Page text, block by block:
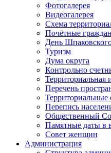
Фотогалерея
Видеогалерея
Схема
Почётные
День
Туризм
Дума округа
Контрольно
Территориальная
Перечень
Территориальные
Перепись
Общественный
Памятные даты в
Совет женщин
Администрация